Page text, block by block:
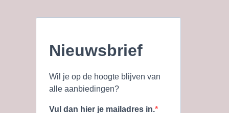
Nieuwsbrief
Wil je op de hoogte blijven van
alle aanbiedingen?
Vul dan hier je mailadres in.